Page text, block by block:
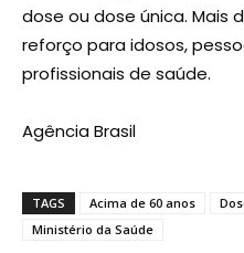
dose ou dose única. Mais
reforço para idosos,
profissionais de saúde.
Agência Brasil
TAGS Acima de 60 anos
Ministério da Saúde